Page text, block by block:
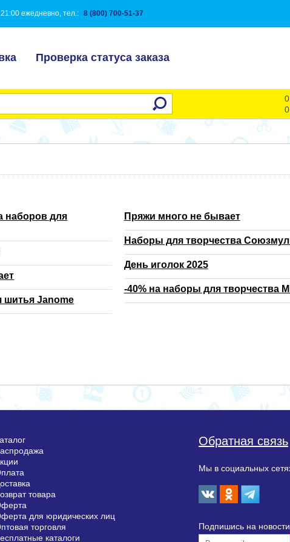
ежедневно, тел.: 8 (800) 700-51-37
Проверка статуса заказа
0
наборов для
шитья Janome
Пряжи много не бывает
Наборы для творчества
День иголок 2025
-40% на наборы для творчества
товара
для юридических лиц
торговля
каталоги
Обратная связь
Мы в социальных
Подпишиcь на новости